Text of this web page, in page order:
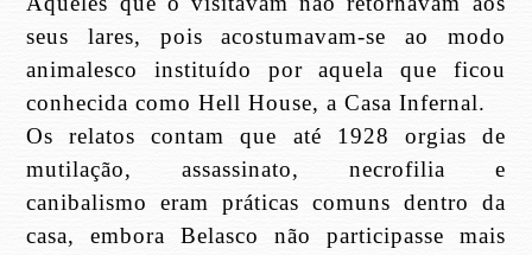
seus lares, pois acostumavam-se ao modo
animalesco instituído por aquela que ficou
conhecida como Hell House, a Casa Infernal.
Os relatos contam que até 1928 orgias de
mutilação, assassinato, necrofilia e
canibalismo eram práticas comuns dentro da
casa, embora Belasco não participasse mais